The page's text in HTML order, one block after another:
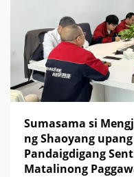
Sumasama si
ng Shaoyang
Pandaigdigang
Matalinong